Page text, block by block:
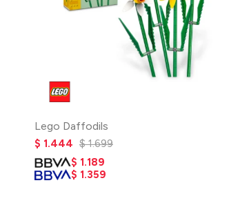
Lego Daffodils
$ 1.444 $ 1.699
$ 1.189
$ 1.359